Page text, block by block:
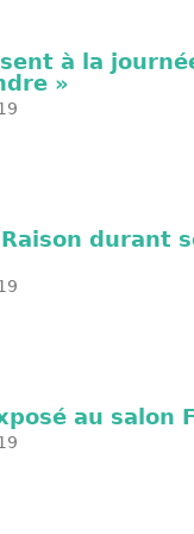
à la
»
durant
au salon